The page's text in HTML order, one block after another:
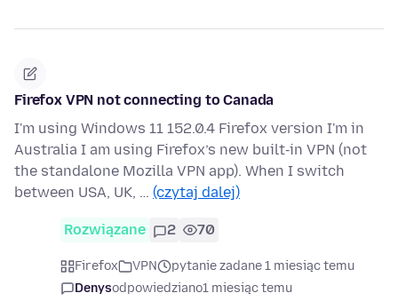
Firefox VPN not connecting to Canada
I'm using Windows 11 152.0.4 Firefox version I'm in
Australia I am using Firefox’s new built‑in VPN (not
the standalone Mozilla VPN app). When I switch
between USA, UK, … (czytaj dalej)
Rozwiązane 2 70
Firefox VPN
pytanie zadane 1 miesiąc temu
Denysodpowiedziano1 miesiąc temu